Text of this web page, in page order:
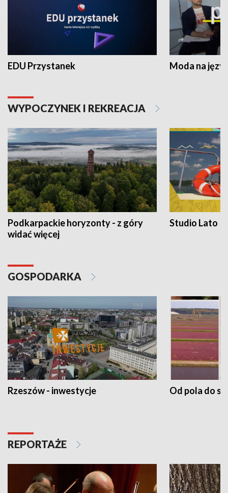
EDU Przystanek Moda na
WYPOCZYNEK I REKREACJA
Podkarpackie horyzonty - z góry
widać więcej
Studio Lato
GOSPODARKA
Rzeszów - inwestycje Od pola do
REPORTAŻE